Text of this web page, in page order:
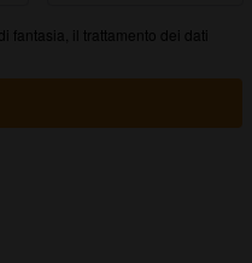
fantasia, il trattamento dei dati